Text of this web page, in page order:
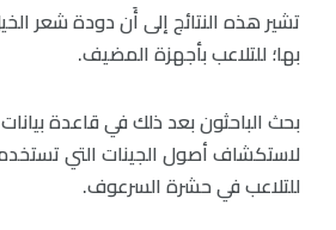
تشير هذه النتائج إلى أَن دودة شعر
بها؛ للتلاعب بأجهزة المضيف.
بحث الباحثون بعد ذلك في قاعدة بيانات
لاستكشاف أصول الجينات التي
للتلاعب في حشرة السرعوف.